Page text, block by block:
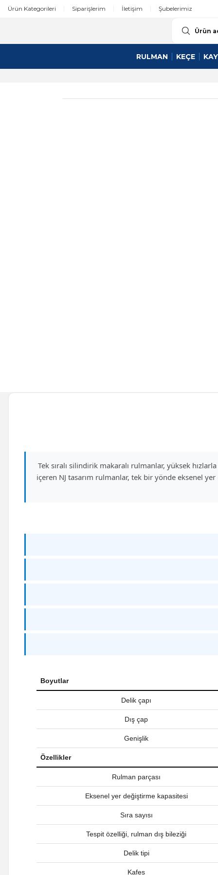
Ürün Kategorileri Siparişlerim İletişim Şubelerimiz
RULMAN KEÇE
Tek sıralı silindirik makaralı rulmanlar, yüksek
içeren NJ tasarım rulmanlar, tek bir yönde eksenel
Boyutlar
Delik çapı
Dış çap
Genişlik
Özellikler
Rulman parçası
Eksenel yer değiştirme kapasitesi
Sıra sayısı
Tespit özelliği, rulman dış bileziği
Delik tipi
Kafes